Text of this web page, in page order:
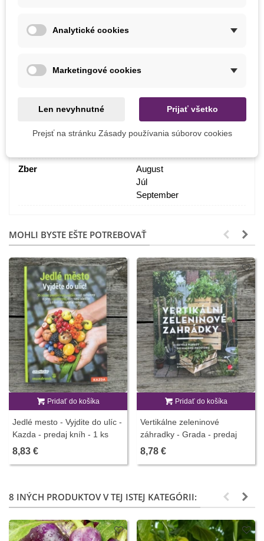
Výrobca
Pestovanie V exteriéri
Zber
August
Júl
September
MOHLI BYSTE EŠTE POTREBOVAŤ
Pridať do košíka
Jedlé mesto - Vyjdite do ulíc -
Kazda - predaj kníh - 1 ks
8,83 €
Pridať do košíka
Vertikálne zeleninové
záhradky - Grada - predaj
kníh - 1 ks
8,78 €
8 INÝCH PRODUKTOV V TEJ ISTEJ KATEGÓRII:
Analytické cookies
Marketingové cookies
Len nevyhnutné Prijať všetko
Prejsť na stránku Zásady používania súborov cookies